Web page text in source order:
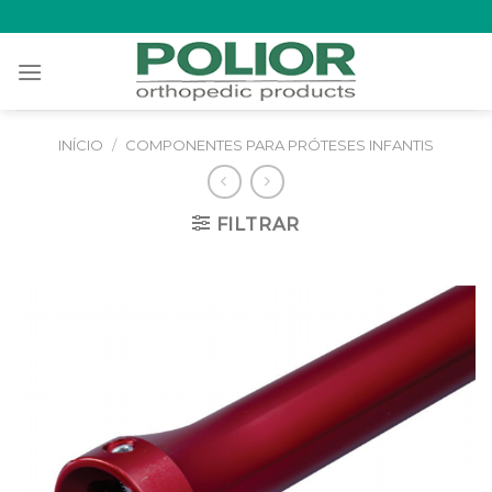
to
content
INÍCIO / COMPONENTES PARA PRÓTESES INFANTIS
FILTRAR